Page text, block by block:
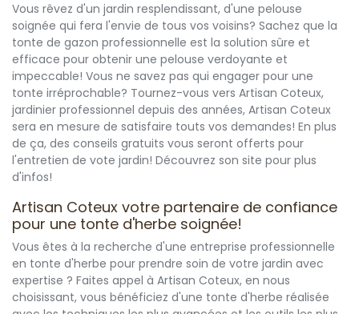
Vous rêvez d'un jardin resplendissant, d'une pelouse
soignée qui fera l'envie de tous vos voisins? Sachez que la
tonte de gazon professionnelle est la solution sûre et
efficace pour obtenir une pelouse verdoyante et
impeccable! Vous ne savez pas qui engager pour une
tonte irréprochable? Tournez-vous vers Artisan Coteux,
jardinier professionnel depuis des années, Artisan Coteux
sera en mesure de satisfaire touts vos demandes! En plus
de ça, des conseils gratuits vous seront offerts pour
l'entretien de vote jardin! Découvrez son site pour plus
d'infos!
Artisan Coteux votre partenaire de confiance
pour une tonte d'herbe soignée!
Vous êtes à la recherche d'une entreprise professionnelle
en tonte d'herbe pour prendre soin de votre jardin avec
expertise ? Faites appel à Artisan Coteux, en nous
choisissant, vous bénéficiez d'une tonte d'herbe réalisée